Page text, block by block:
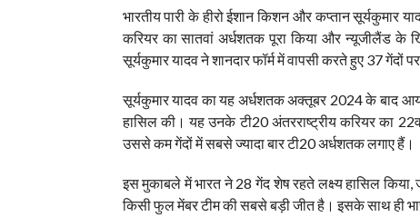
भारतीय पारी के हीरो ईशान किशन और कप्तान सूर्यकुमार
करियर का सातवां अर्धशतक पूरा किया और न्यूजीलैंड
सूर्यकुमार यादव ने शानदार फॉर्म में वापसी करते हुए 37 गेंदों
सूर्यकुमार यादव का यह अर्धशतक अक्तूबर 2024 के बाद
हासिल की। यह उनके टी20 अंतरराष्ट्रीय करियर का
उससे कम गेंदों में सबसे ज्यादा बार टी20 अर्धशतक लगाए हैं।
इस मुकाबले में भारत ने 28 गेंद शेष रहते लक्ष्य हासिल
किसी फुल मेंबर टीम की सबसे बड़ी जीत है। इसके साथ ही